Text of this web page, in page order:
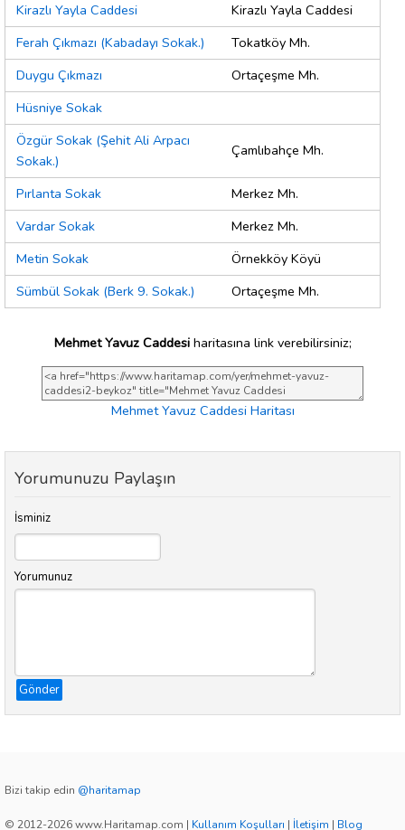
Kirazlı Yayla Caddesi
Kirazlı Yayla Caddesi
Ferah Çıkmazı (Kabadayı Sokak.)
Tokatköy Mh.
Duygu Çıkmazı
Ortaçeşme Mh.
Hüsniye Sokak
Özgür Sokak (Şehit Ali Arpacı
Sokak.)
Çamlıbahçe Mh.
Pırlanta Sokak
Merkez Mh.
Vardar Sokak
Merkez Mh.
Metin Sokak
Örnekköy Köyü
Sümbül Sokak (Berk 9. Sokak.)
Ortaçeşme Mh.
Mehmet Yavuz Caddesiharitasına link verebilirsiniz;
Mehmet Yavuz Caddesi Haritası
Yorumunuzu Paylaşın
İsminiz
Yorumunuz
Gönder
Bizi takip edin @haritamap
© 2012-2026 www.Haritamap.com | Kullanım Koşulları | İletişim | Blog